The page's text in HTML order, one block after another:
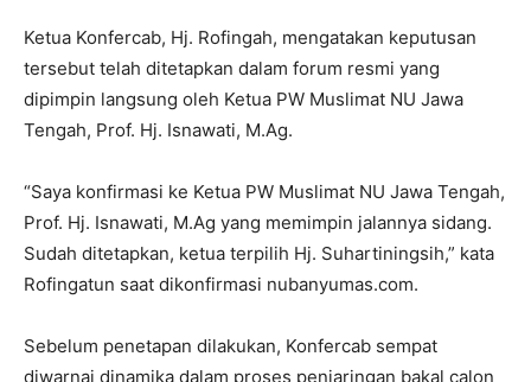
Ketua Konfercab, Hj. Rofingah, mengatakan keputusan
tersebut telah ditetapkan dalam forum resmi yang
dipimpin langsung oleh Ketua PW Muslimat NU Jawa
Tengah, Prof. Hj. Isnawati, M.Ag.
“Saya konfirmasi ke Ketua PW Muslimat NU Jawa Tengah,
Prof. Hj. Isnawati, M.Ag yang memimpin jalannya sidang.
Sudah ditetapkan, ketua terpilih Hj. Suhartiningsih,” kata
Rofingatun saat dikonfirmasi nubanyumas.com.
Sebelum penetapan dilakukan, Konfercab sempat
diwarnai dinamika dalam proses penjaringan bakal calon